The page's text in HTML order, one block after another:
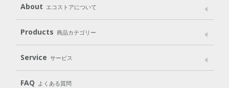
About エコストアについて
メッセージ ブランドストーリー
パッケージへのこだわり
動物実験をしない
Products 商品カテゴリー
Laundry
Cleaning Baby Kids
Service サービス
User Guide
FAQ よくある質問